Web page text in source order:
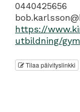
0440425656
https://
utbildning/
Tilaa päivityslinkki